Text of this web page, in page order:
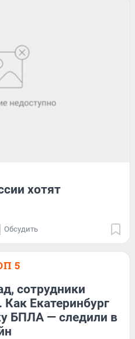
хотят
Обсудить
5
сотрудники
Как Екатеринбург
БПЛА — следили в